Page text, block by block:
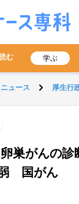
む 学ぶ
ニュース 厚生行
巣がんの診
国がん